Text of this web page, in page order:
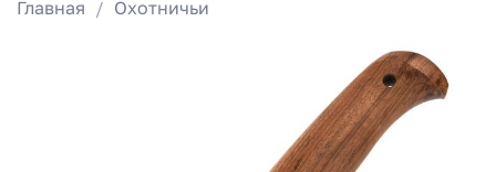
Главная Охотничьи